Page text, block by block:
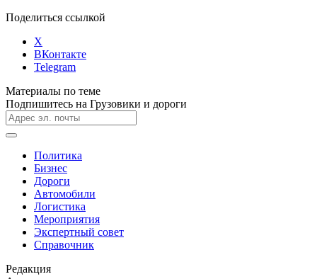
Поделиться ссылкой
X
ВКонтакте
Telegram
Материалы по теме
Подпишитесь на Грузовики и дороги
Политика
Бизнес
Дороги
Автомобили
Логистика
Мероприятия
Экспертный совет
Справочник
Редакция